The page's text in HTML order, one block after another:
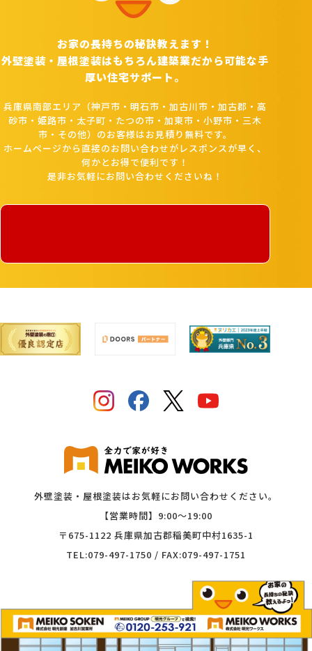
お家の長持ちの秘訣教えます！
外壁塗装・屋根塗装はもちろん建築業だから可能な手
厚い住宅サポート。
兵庫県南部エリア（神戸市・明石市・加古川市・加古郡・高
砂市・姫路市・太子町・たつの市・加東市・小野市・三木
市・その他）のお客様はお見積り無料です。
ホームページから直接のお問い合わせがレスポンスが早く、
何かとお得で便利です！
是非お気軽にお問い合わせくださいね！
外壁塗装・屋根塗装はお気軽にお問い合わせください。
【営業時間】9:00〜19:00
〒675-1122 兵庫県加古郡稲美町中村1635-1
TEL:079-497-1750 / FAX:079-497-1751